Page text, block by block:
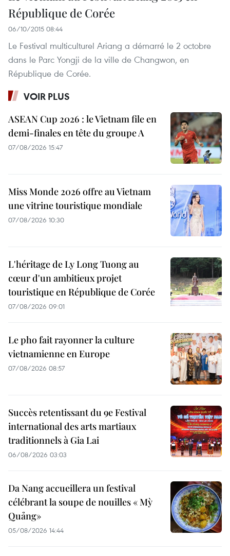
République de Corée
06/10/2015 08:44
Le Festival multiculturel Ariang a démarré le 2 octobre
dans le Parc Yongji de la ville de Changwon, en
République de Corée.
VOIR PLUS
ASEAN Cup 2026 : le Vietnam file en
demi-finales en tête du groupe A
07/08/2026 15:47
Miss Monde 2026 offre au Vietnam
une vitrine touristique mondiale
07/08/2026 10:30
L'héritage de Ly Long Tuong au
cœur d'un ambitieux projet
touristique en République de Corée
07/08/2026 09:01
Le pho fait rayonner la culture
vietnamienne en Europe
07/08/2026 08:57
Succès retentissant du 9e Festival
international des arts martiaux
traditionnels à Gia Lai
06/08/2026 03:03
Da Nang accueillera un festival
célébrant la soupe de nouilles « Mỳ
Quảng»
05/08/2026 14:44